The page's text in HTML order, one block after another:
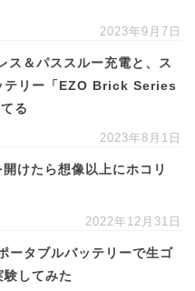
2023年9月7日
＆パススルー充電と、ス
テリー「EZO Brick Series
る
2023年8月1日
けたら想像以上にホコリ
2022年12月31日
ータブルバッテリーで生ゴ
験してみた